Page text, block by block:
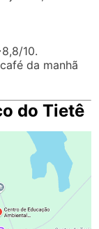
Paulo – SP,
Parque
, inclusive